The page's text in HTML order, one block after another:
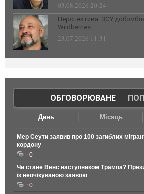
03.08.2026 20:24
Перспектива: ЗСУ
Wildberries
23.07.2026 11:31
ОБГОВОРЮВАНЕ|
День Місяць
Мер Сеути заявив про 100 загиблих
кордону
0
Чи стане Венс наступником Трампа?
із неочікуваною заявою
0